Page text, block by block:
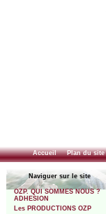
Accueil Plan du site
Naviguer sur le site
OZP. QUI SOMMES NOUS ?
ADHESION
Les PRODUCTIONS OZP